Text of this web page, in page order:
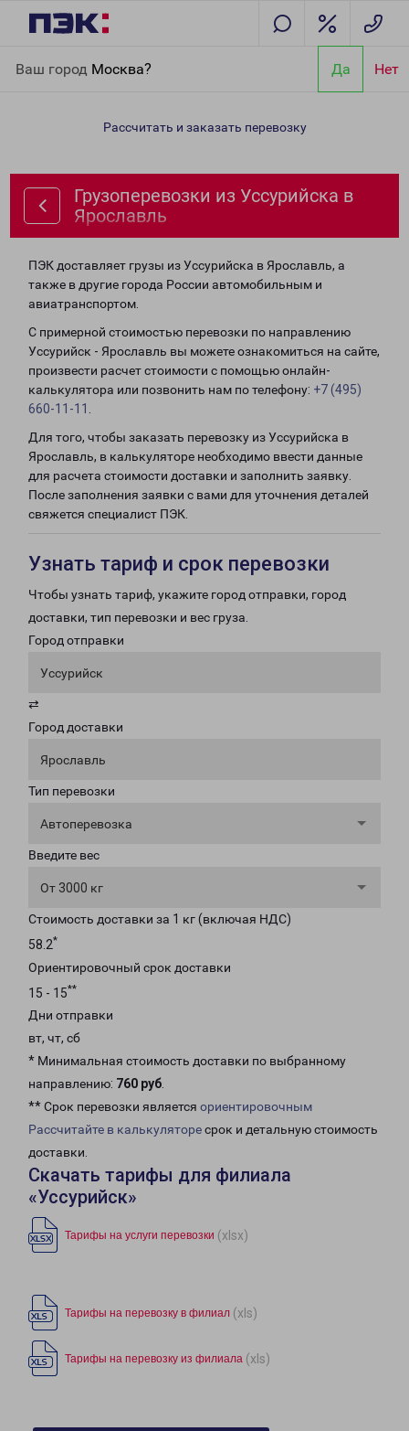
Ваш город Москва? Да Нет
Ярославль
Рассчитать и заказать перевозку
Грузоперевозки из Уссурийска в
Ярославль
ПЭК доставляет грузы из Уссурийска в Ярославль, а
также в другие города России автомобильным и
авиатранспортом.
С примерной стоимостью перевозки по направлению
Уссурийск - Ярославль вы можете ознакомиться на сайте,
произвести расчет стоимости с помощью онлайн-
калькулятора или позвонить нам по телефону: +7 (495)
660-11-11
Для того, чтобы заказать перевозку из Уссурийска в
Ярославль, в калькуляторе необходимо ввести данные
для расчета стоимости доставки и заполнить заявку.
После заполнения заявки с вами для уточнения деталей
свяжется специалист ПЭК.
Узнать тариф и срок перевозки
Чтобы узнать тариф, укажите город отправки, город
доставки, тип перевозки и вес груза.
Город отправки
Уссурийск
⇄
Город доставки
Ярославль
Тип перевозки
Автоперевозка
Введите вес
От 3000 кг
Стоимость доставки за 1 кг (включая НДС)
58.2*
Ориентировочный срок доставки
15 - 15**
Дни отправки
вт, чт, сб
* Минимальная стоимость доставки по выбранному
направлению: 760 руб.
** Срок перевозки является ориентировочным
Рассчитайте в калькуляторесрок и детальную стоимость
доставки.
Скачать тарифы для филиала
«Уссурийск»
Тарифы на услуги перевозки (xlsx)
Тарифы на перевозку в филиал (xls)
Тарифы на перевозку из филиала (xls)